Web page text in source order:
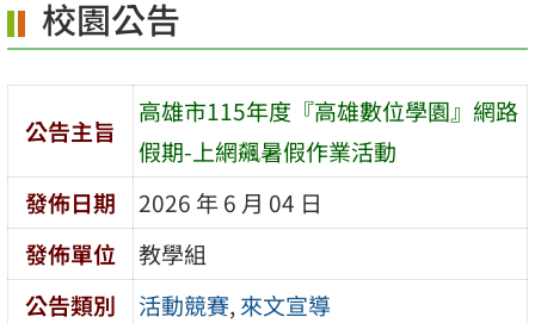
容
區
校園公告
公告主旨
高雄市115年度『高雄數位學園』網路
假期-上網飆暑假作業活動
發佈日期
2026 年 6 月 04 日
發佈單位
教學組
公告類別
活動競賽,來文宣導